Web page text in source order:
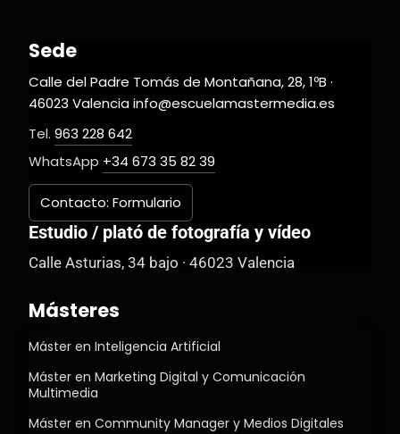
Sede
Calle del Padre Tomás de Montañana, 28, 1ºB ·
46023 Valencia info@escuelamastermedia.es
Tel. 963 228 642
WhatsApp +34 673 35 82 39
Contacto: Formulario
Estudio / plató de fotografía y vídeo
Calle Asturias, 34 bajo · 46023 Valencia
Másteres
Máster en Inteligencia Artificial
Máster en Marketing Digital y Comunicación
Multimedia
Máster en Community Manager y Medios Digitales